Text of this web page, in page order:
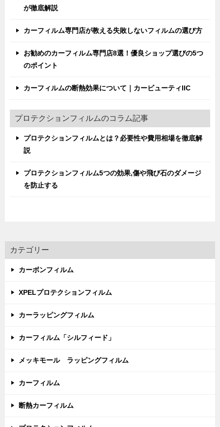
が徹底解説
カーフィルム専門店が教える失敗しないフィルムの選び方
お勧めのカーフィルム専門店8選！優良ショップ選びの5つ
のポイント
カーフィルムの断熱効果について｜カービューティIIC
プロテクションフィルムのコラム記事
プロテクションフィルムとは？必要性や費用相場を徹底解
説
プロテクションフィルム5つの効果,傷や飛び石のダメージ
を防止する
カテゴリー
カーボンフィルム
XPELプロテクションフィルム
カーラッピングフィルム
カーフィルム「シルフィード」
メッキモール ラッピングフィルム
カーフィルム
断熱カーフィルム